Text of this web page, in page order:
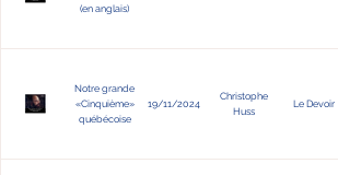
(en anglais)
Notre grande
«Cinquième»
québécoise
19/11/2024
Christophe
Huss
Le Devoir